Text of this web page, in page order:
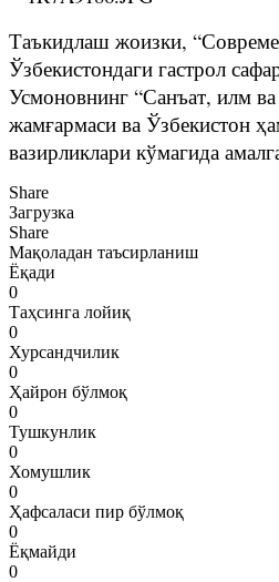
Таъкидлаш жоизки,
Ўзбекистондаги гастрол
Усмоновнинг “Санъат, илм
жамғармаси ва Ўзбекистон
вазирликлари кўмагида
Share
Загрузка
Share
Мақоладан таъсирланиш
Ёқади
0
Таҳсинга лойиқ
0
Хурсандчилик
0
Ҳайрон бўлмоқ
0
Тушкунлик
0
Хомушлик
0
Ҳафсаласи пир бўлмоқ
0
Ёқмайди
0